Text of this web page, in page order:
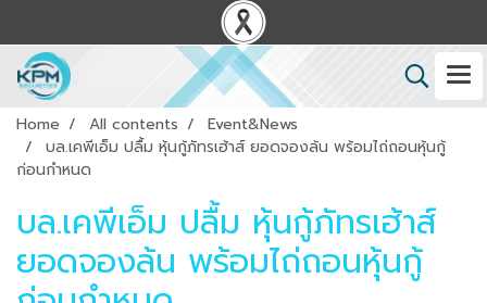
Home All contents
Event&News
บล.เคพีเอ็ม ปลื้ม หุ้นกู้ภัทรเฮ้าส์ ยอดจองล้น พร้อมไถ่ถอนหุ้นกู้
ก่อนกำหนด
บล.เคพีเอ็ม ปลื้ม หุ้นกู้ภัทรเฮ้าส์
ยอดจองล้น พร้อมไถ่ถอนหุ้นกู้